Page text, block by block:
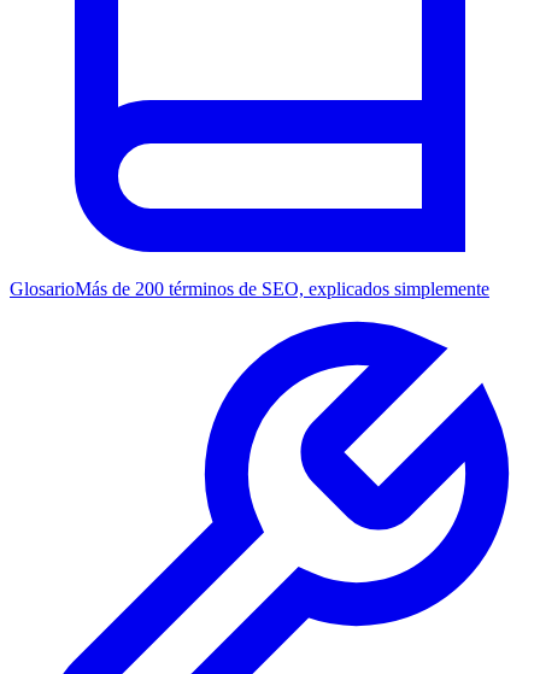
GlosarioMás de 200 términos de SEO, explicados simplemente